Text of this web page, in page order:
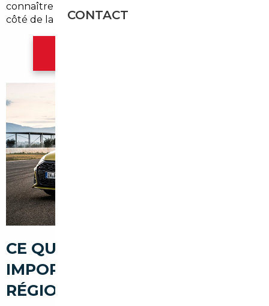
connaître les alternatives disponibles juste de l'autre
côté de la frontière.
CE QUE VOUS ÉCONOMISEZ EN
IMPORTANT DEPUIS CETTE
RÉGION
CONTACT